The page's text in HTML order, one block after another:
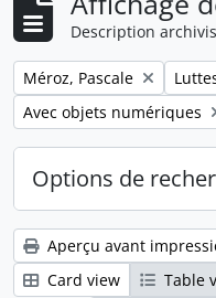
Description
Remove filter:
Méroz, Pascale
Remove filter:
Avec objets numériques
Options de
Aperçu avant
Card view
Table